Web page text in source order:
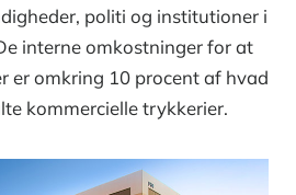
politi og institutioner i
interne omkostninger for at
er omkring 10 procent af hvad
kommercielle trykkerier.